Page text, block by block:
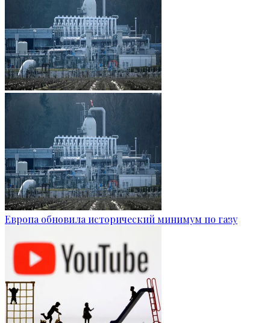
Европа обновила исторический минимум по газу